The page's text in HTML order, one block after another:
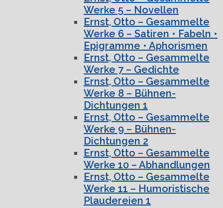
Werke 5 – Novellen
Ernst, Otto – Gesammelte
Werke 6 – Satiren • Fabeln •
Epigramme • Aphorismen
Ernst, Otto – Gesammelte
Werke 7 – Gedichte
Ernst, Otto – Gesammelte
Werke 8 – Bühnen-
Dichtungen 1
Ernst, Otto – Gesammelte
Werke 9 – Bühnen-
Dichtungen 2
Ernst, Otto – Gesammelte
Werke 10 – Abhandlungen
Ernst, Otto – Gesammelte
Werke 11 – Humoristische
Plaudereien 1